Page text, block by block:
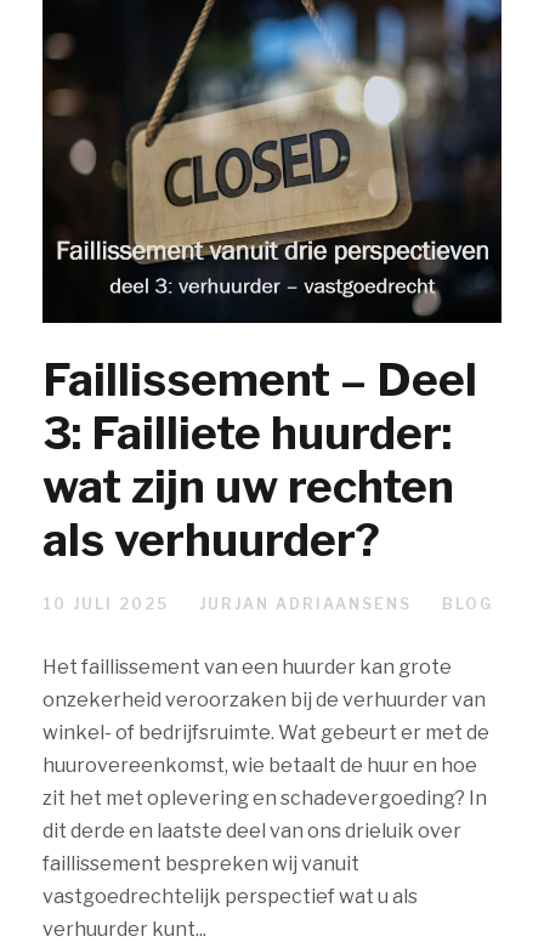
Faillissement – Deel
3: Failliete huurder:
wat zijn uw rechten
als verhuurder?
10 JULI 2025 JURJAN ADRIAANSENS BLOG
Het faillissement van een huurder kan grote
onzekerheid veroorzaken bij de verhuurder van
winkel- of bedrijfsruimte. Wat gebeurt er met de
huurovereenkomst, wie betaalt de huur en hoe
zit het met oplevering en schadevergoeding? In
dit derde en laatste deel van ons drieluik over
faillissement bespreken wij vanuit
vastgoedrechtelijk perspectief wat u als
verhuurder kunt...